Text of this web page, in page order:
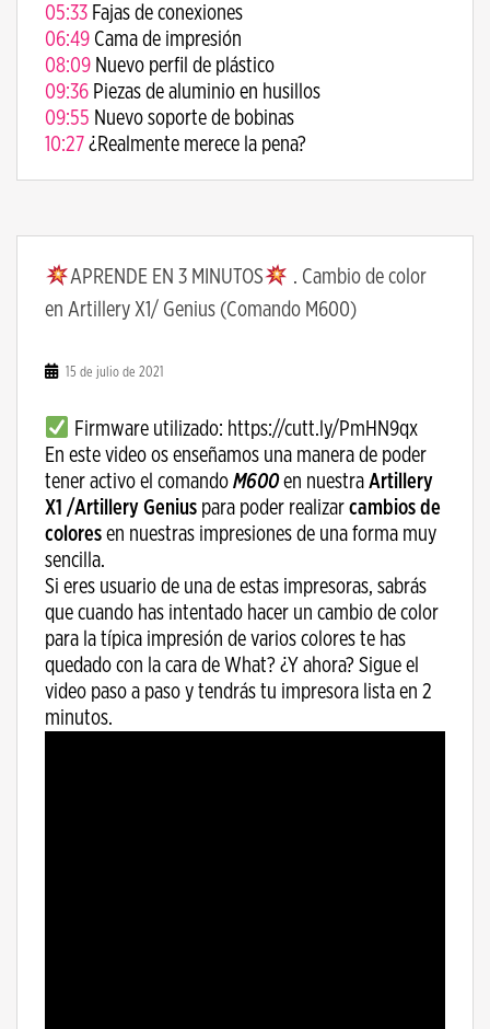
05:33 Fajas de conexiones
06:49 Cama de impresión
08:09 Nuevo perfil de plástico
09:36 Piezas de aluminio en husillos
09:55 Nuevo soporte de bobinas
10:27 ¿Realmente merece la pena?
APRENDE EN 3 MINUTOS
. Cambio de color
en Artillery X1/ Genius (Comando M600)
15 de julio de 2021
Firmware utilizado: https://cutt.ly/PmHN9qx
En este video os enseñamos una manera de poder
tener activo el comando M600en nuestra Artillery
X1 /Artillery Genius para poder realizar cambios de
colores en nuestras impresiones de una forma muy
sencilla.
Si eres usuario de una de estas impresoras, sabrás
que cuando has intentado hacer un cambio de color
para la típica impresión de varios colores te has
quedado con la cara de What? ¿Y ahora? Sigue el
video paso a paso y tendrás tu impresora lista en 2
minutos.